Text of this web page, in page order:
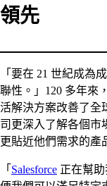
領先
「要在 21 世紀成為
聯性。」120 多年來
活解決方案改善了全
司更深入了解各個市
更貼近他們需求的產
「 Salesforce 正在幫